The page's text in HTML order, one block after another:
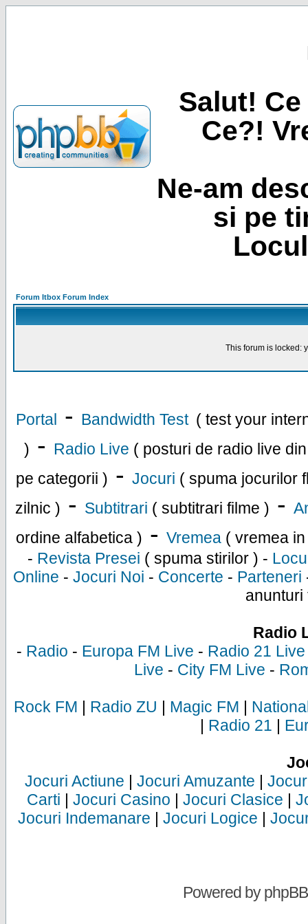
Salut!
Ce?!
Ne-am
si pe
Forum Itbox Forum Index
This forum is locked:
Portal - Bandwidth Test ( test your
) - Radio Live ( posturi de radio live
pe categorii ) - Jocuri ( spuma jocurilor
zilnic ) - Subtitrari ( subtitrari filme ) -
ordine alfabetica ) - Vremea ( vremea
- Revista Presei ( spuma stirilor ) -
Online - Jocuri Noi - Concerte - Parteneri
anunturi
Radio
- Radio - Europa FM Live - Radio 21 Live
Live - City FM Live -
Rock FM | Radio ZU | Magic FM |
| Radio 21 |
Jocuri Actiune | Jocuri Amuzante |
Carti | Jocuri Casino | Jocuri Clasice |
Jocuri Indemanare | Jocuri Logice |
Powered byphpBB